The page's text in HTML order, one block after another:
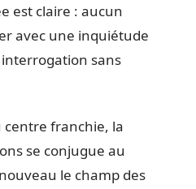
est claire : aucun
avec une inquiétude
sans
centre franchie, la
se conjugue au
le champ des